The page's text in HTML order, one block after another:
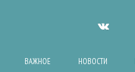
ВАЖНОЕ НОВОСТИ